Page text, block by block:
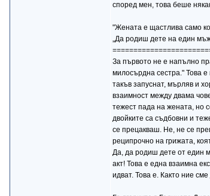
според мен, това беше
"Жената е щастлива само
„Да родиш дете на един
За първото не е напълно
милосърдна сестра." Това
такъв запуснат, мърляв и
взаимност между двама
тежест пада на жената, но
двойките са съдбовни и
се прецакваш. Не, не се
реципрочно на грижата,
Да, да родиш дете от един
акт! Това е една взаимна
идват. Това е. Както ние